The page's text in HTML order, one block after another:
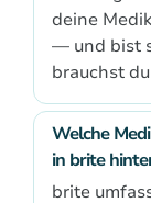
deine
— und bist
brauchst
Welche
in brite
brite